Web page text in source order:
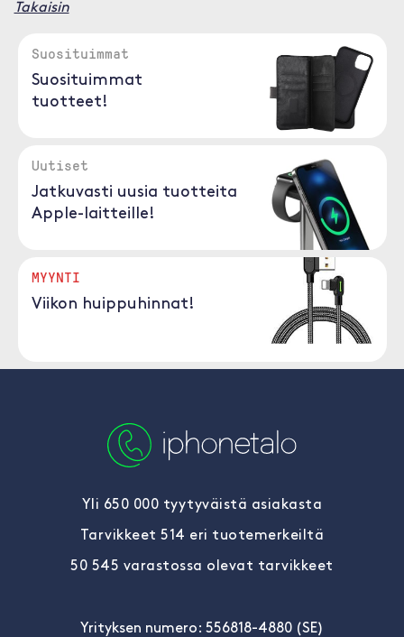
Takaisin
Suosituimmat
Suosituimmat
tuotteet!
Uutiset
Jatkuvasti uusia tuotteita
Apple-laitteille!
MYYNTI
Viikon huippuhinnat!
Yli 650 000 tyytyväistä asiakasta
Tarvikkeet 514 eri tuotemerkeiltä
50 545 varastossa olevat tarvikkeet
Yrityksen numero: 556818-4880 (SE)